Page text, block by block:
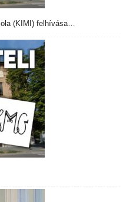
(KIMI) felhívása…